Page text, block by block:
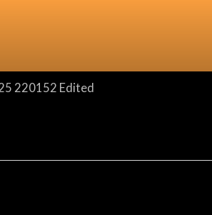
220152 Edited